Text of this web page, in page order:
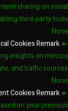
sharing on social
third-party tools.
None
►
CookiesRemark
insights on metrics
and traffic sources.
None
►
CookiesRemark
on your previous